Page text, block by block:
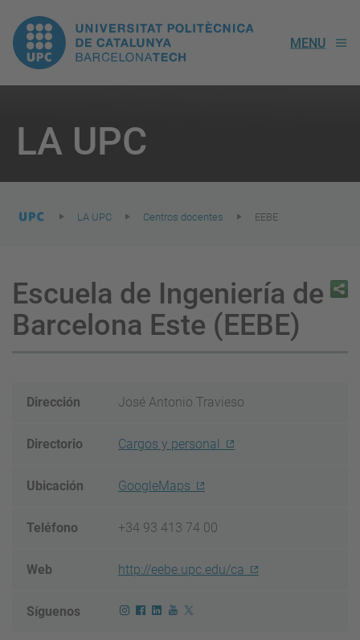
UPC.
Universitat
Politècnica
de
Catalunya
MENU
LA UPC
are
here:
LA UPC Centros docentes EEBE
Escuela de Ingeniería de
Barcelona Este (EEBE)
Dirección José Antonio Travieso
Directorio Cargos y personal
Ubicación GoogleMaps
Teléfono +34 93 413 74 00
Web http://eebe.upc.edu/ca
Síguenos